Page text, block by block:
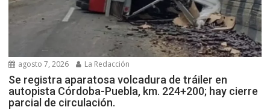
agosto 7, 2026 La Redacción
Se registra aparatosa volcadura de tráiler en
autopista Córdoba-Puebla, km. 224+200; hay cierre
parcial de circulación.